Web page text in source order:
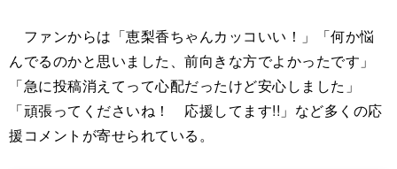
ファンからは「恵梨香ちゃんカッコいい！」「何か悩
んでるのかと思いました、前向きな方でよかったです」
「急に投稿消えてって心配だったけど安心しました」
「頑張ってくださいね！ 応援してます!!」など多くの応
援コメントが寄せられている。